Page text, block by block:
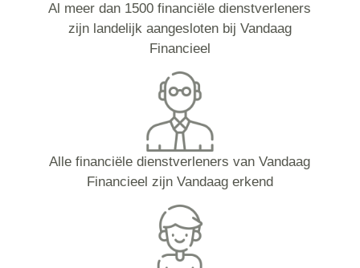
Al meer dan 1500 financiële dienstverleners
zijn landelijk aangesloten bij Vandaag
Financieel
Alle financiële dienstverleners van Vandaag
Financieel zijn Vandaag erkend